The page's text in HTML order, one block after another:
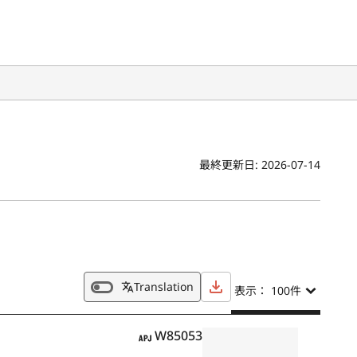
最終更新日:2026-07-14
Translation 表示： 100件
APJ
W85053